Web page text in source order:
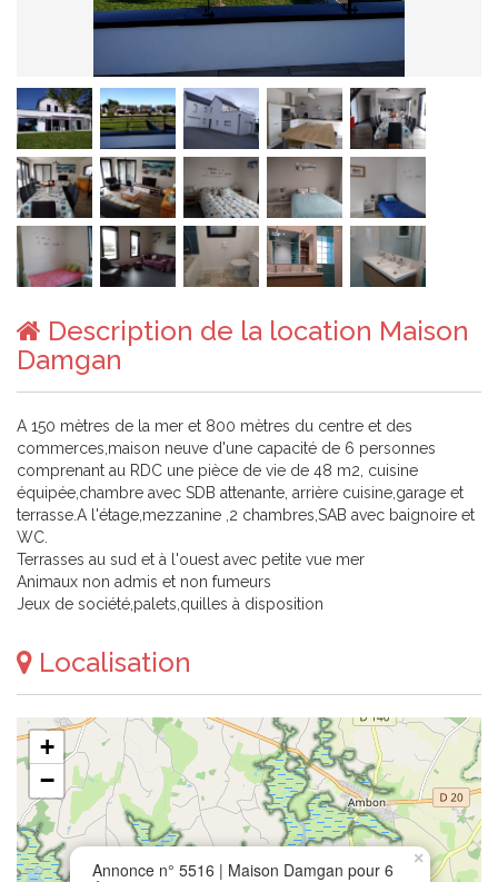
Description de la location Maison
Damgan
A 150 mètres de la mer et 800 mètres du centre et des
commerces,maison neuve d'une capacité de 6 personnes
comprenant au RDC une pièce de vie de 48 m2, cuisine
équipée,chambre avec SDB attenante, arrière cuisine,garage et
terrasse.A l'étage,mezzanine ,2 chambres,SAB avec baignoire et
WC.
Terrasses au sud et à l'ouest avec petite vue mer
Animaux non admis et non fumeurs
Jeux de société,palets,quilles à disposition
Localisation
Annonce n° 5516 | Maison Damgan pour 6
×
+
−